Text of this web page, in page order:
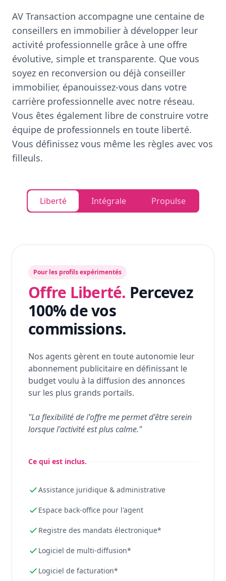
AV Transaction accompagne une centaine de
conseillers en immobilier à développer leur
activité professionnelle grâce à une offre
évolutive, simple et transparente. Que vous
soyez en reconversion ou déjà conseiller
immobilier, épanouissez-vous dans votre
carrière professionnelle avec notre réseau.
Vous êtes également libre de construire votre
équipe de professionnels en toute liberté.
Vous définissez vous même les règles avec vos
filleuls.
Liberté Intégrale Propulse
Pour les profils expérimentés
Offre Liberté. Percevez
100% de vos
commissions.
Nos agents gèrent en toute autonomie leur
abonnement publicitaire en définissant le
budget voulu à la diffusion des annonces
sur les plus grands portails.
"La flexibilité de l'offre me permet d'être serein
lorsque l'activité est plus calme."
Ce qui est inclus.
Assistance juridique & administrative
Espace back-office pour l'agent
Registre des mandats électronique*
Logiciel de multi-diffusion*
Logiciel de facturation*